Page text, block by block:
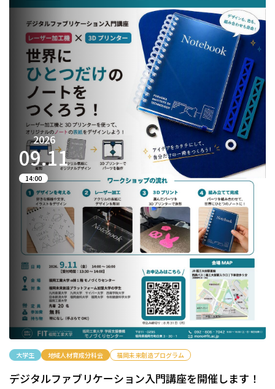
2026
09.11
14:00
大学生 地域人材育成分科会 福岡未来創造プログラム
デジタルファブリケーション入門講座を開催します！